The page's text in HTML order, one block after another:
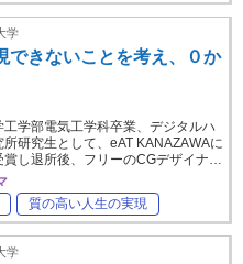
学
できないことを考え、０か
工学部電気工学科卒業、デジタルハ
所研究生として、eAT KANAZAWAに
賞し退所後、フリーのCGデザイナ…
質の高い人生の実現
学